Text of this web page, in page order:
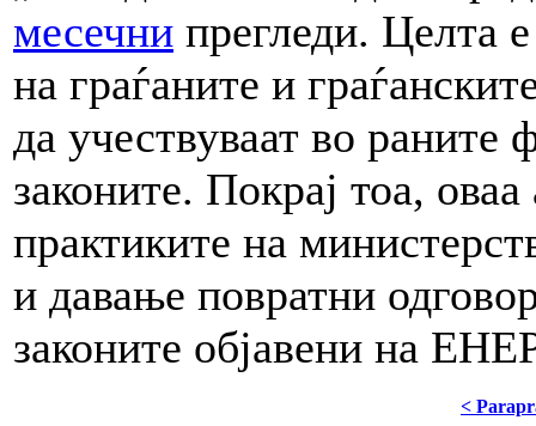
месечни прегледи. Целта
на граѓаните и
да учествуваат во раните
законите. Покрај тоа,
практиките на
и давање повратни
законите објавени на
<